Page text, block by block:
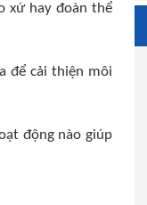
xứ hay đoàn thể
để cải thiện môi
động nào giúp